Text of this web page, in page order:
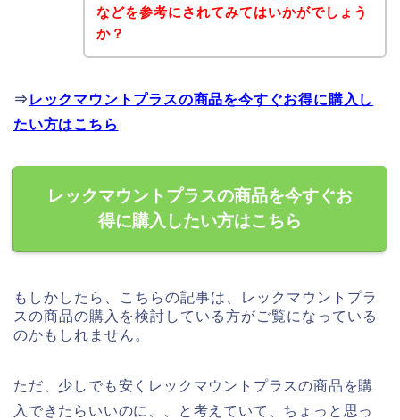
などを参考にされてみてはいかがでしょう
か？
⇒ レックマウントプラスの商品を今すぐお得に購入し
たい方はこちら
レックマウントプラスの商品を今すぐお
得に購入したい方はこちら
もしかしたら、こちらの記事は、レックマウントプラ
スの商品の購入を検討している方がご覧になっている
のかもしれません。
ただ、少しでも安くレックマウントプラスの商品を購
入できたらいいのに、、と考えていて、ちょっと思っ